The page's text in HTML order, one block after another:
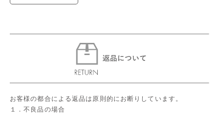
お客様の都合による返品は原則的にお断りしています。
１．不良品の場合